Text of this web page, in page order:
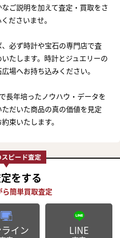
ご説明を加えて査定・買取をさ
ださいませ。
必ず時計や宝石の専門店で査
たします。時計とジュエリーの
場へお持ち込みください。
長年培ったノウハウ・データを
だいた商品の真の価値を見定
束いたします。
をする
イン LINE
まずは
30秒でお試し査定